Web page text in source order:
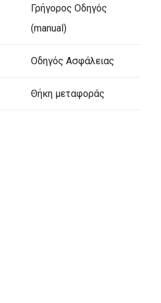
Γρήγορος Οδηγός
(manual)
Οδηγός Ασφάλειας
Θήκη μεταφοράς